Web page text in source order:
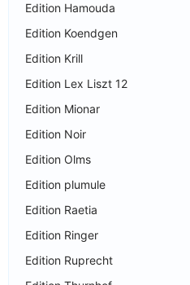
Edition Hamouda
Edition Koendgen
Edition Krill
Edition Lex Liszt 12
Edition Mionar
Edition Noir
Edition Olms
Edition plumule
Edition Raetia
Edition Ringer
Edition Ruprecht